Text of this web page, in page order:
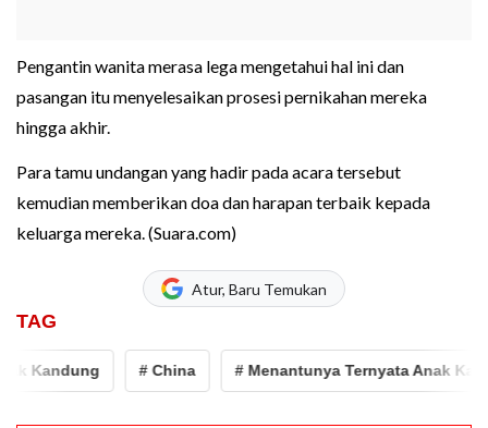
Pengantin wanita merasa lega mengetahui hal ini dan
pasangan itu menyelesaikan prosesi pernikahan mereka
hingga akhir.
Para tamu undangan yang hadir pada acara tersebut
kemudian memberikan doa dan harapan terbaik kepada
keluarga mereka. (Suara.com)
Atur, Baru Temukan
TAG
Kandung # China # Menantunya Ternyata Anak